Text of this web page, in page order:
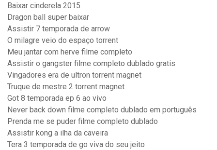
Baixar cinderela 2015
Dragon ball super baixar
Assistir 7 temporada de arrow
O milagre veio do espaço torrent
Meu jantar com herve filme completo
Assistir o gangster filme completo dublado gratis
Vingadores era de ultron torrent magnet
Truque de mestre 2 torrent magnet
Got 8 temporada ep 6 ao vivo
Never back down filme completo dublado em português
Prenda me se puder filme completo dublado
Assistir kong a ilha da caveira
Tera 3 temporada de go viva do seu jeito